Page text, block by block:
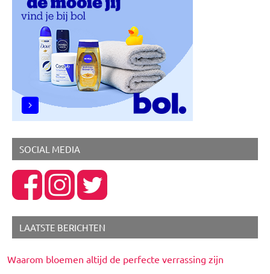
Spiritualiteit
Uitstapjes
SOCIAL MEDIA
LAATSTE BERICHTEN
Waarom bloemen altijd de perfecte verrassing zijn